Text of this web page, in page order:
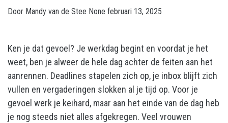
Door Mandy van de Stee None februari 13, 2025
Ken je dat gevoel? Je werkdag begint en voordat je het
weet, ben je alweer de hele dag achter de feiten aan het
aanrennen. Deadlines stapelen zich op, je inbox blijft zich
vullen en vergaderingen slokken al je tijd op. Voor je
gevoel werk je keihard, maar aan het einde van de dag heb
je nog steeds niet alles afgekregen. Veel vrouwen